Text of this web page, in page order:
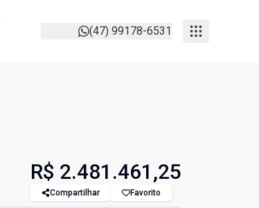
(47) 99178-6531
R$ 2.481.461,25
Compartilhar Favorito